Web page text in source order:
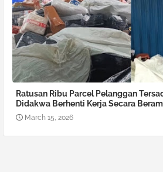
Ratusan Ribu Parcel Pelanggan
Didakwa Berhenti Kerja Secara
March 15, 2026